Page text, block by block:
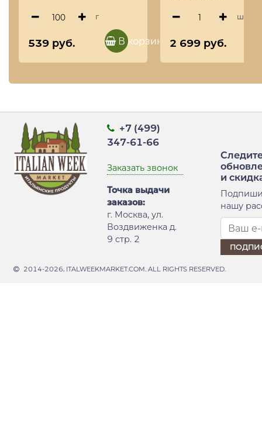
г
539 руб. В корзину
TORRONERIA
(туба)
шт
2 699 руб.
+7 (499)
347-61-66
Заказать звонок
Точка выдачи
заказов:
г. Москва, ул.
Воздвиженка д.
9 стр. 2
и
нашу
2014-2026, ITALWEEKMARKET.COM. ALL RIGHTS RESERVED.